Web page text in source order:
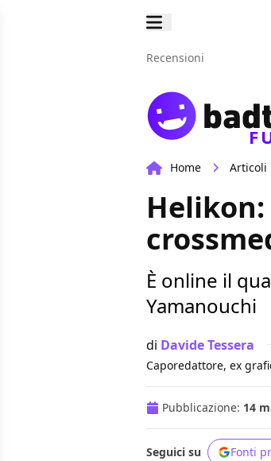
Recensioni
Home Articoli
È online il
Yamanouchi
di Davide Tessera
Caporedattore, ex
Pubblicazione: 14
Seguici su Fonti